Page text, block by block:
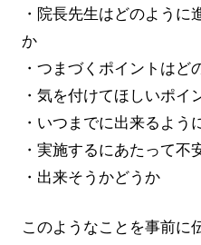
・院長先生はどのように
か
・つまづくポイントはど
・気を付けてほしいポイ
・いつまでに出来るよう
・実施するにあたって不
・出来そうかどうか
このようなことを事前に